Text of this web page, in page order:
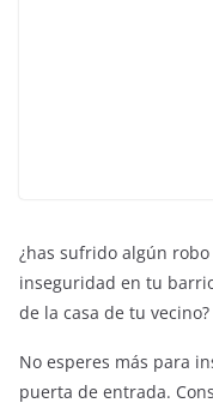
¿has sufrido algún
inseguridad en tu
de la casa de tu vecino?
No esperes más para
puerta de entrada.